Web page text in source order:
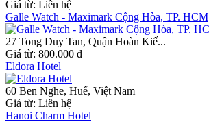
Giá từ: Liên hệ
Galle Watch - Maximark Cộng Hòa, TP. HCM
27 Tong Duy Tan, Quận Hoàn Kiế...
Giá từ: 800.000 đ
Eldora Hotel
60 Ben Nghe, Huế, Việt Nam
Giá từ: Liên hệ
Hanoi Charm Hotel